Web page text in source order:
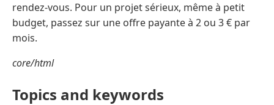
rendez-vous. Pour un projet sérieux, même à petit
budget, passez sur une offre payante à 2 ou 3 € par
mois.
core/html
Topics and keywords